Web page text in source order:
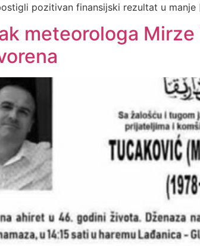
pozitivan finansijski rezultat u
meteorologa